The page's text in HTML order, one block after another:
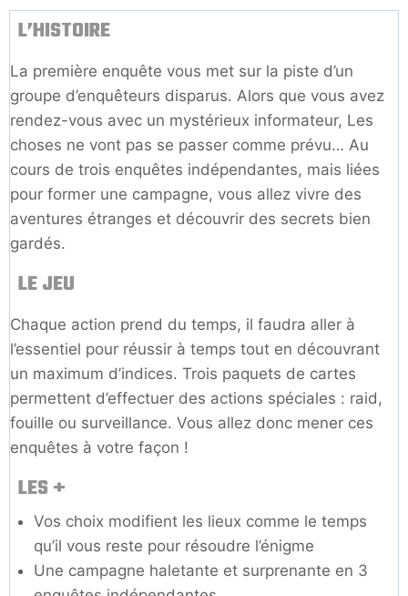
L’HISTOIRE
La première enquête vous met sur la piste d’un
groupe d’enquêteurs disparus. Alors que vous avez
rendez-vous avec un mystérieux informateur, Les
choses ne vont pas se passer comme prévu… Au
cours de trois enquêtes indépendantes, mais liées
pour former une campagne, vous allez vivre des
aventures étranges et découvrir des secrets bien
gardés.
LE JEU
Chaque action prend du temps, il faudra aller à
l’essentiel pour réussir à temps tout en découvrant
un maximum d’indices. Trois paquets de cartes
permettent d’effectuer des actions spéciales : raid,
fouille ou surveillance. Vous allez donc mener ces
enquêtes à votre façon !
LES +
Vos choix modifient les lieux comme le temps
qu’il vous reste pour résoudre l’énigme
Une campagne haletante et surprenante en 3